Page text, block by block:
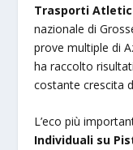
Trasporti
nazionale di
prove multiple di
ha raccolto
costante crescita
L’eco più
Individuali su